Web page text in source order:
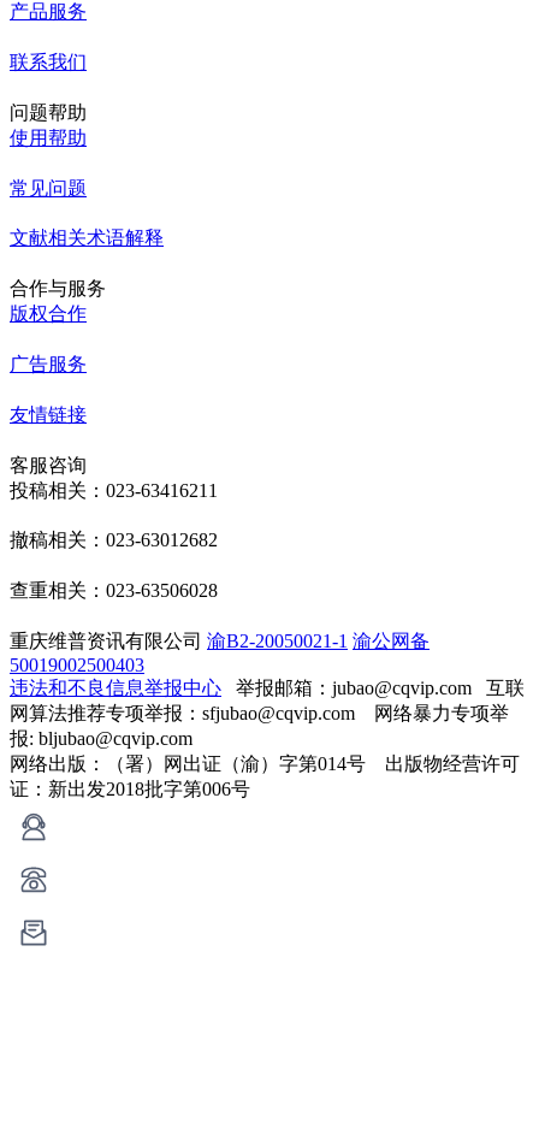
产品服务
联系我们
问题帮助
使用帮助
常见问题
文献相关术语解释
合作与服务
版权合作
广告服务
友情链接
客服咨询
投稿相关：023-63416211
撤稿相关：023-63012682
查重相关：023-63506028
重庆维普资讯有限公司 渝B2-20050021-1 渝公网备
50019002500403
违法和不良信息举报中心 举报邮箱：jubao@cqvip.com 互联
网算法推荐专项举报：sfjubao@cqvip.com 网络暴力专项举
报: bljubao@cqvip.com
网络出版：（署）网出证（渝）字第014号 出版物经营许可
证：新出发2018批字第006号